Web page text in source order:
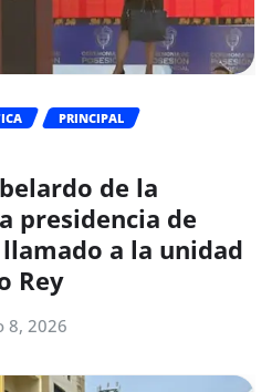
PRINCIPAL
de la
presidencia de
a la unidad
Rey
8, 2026